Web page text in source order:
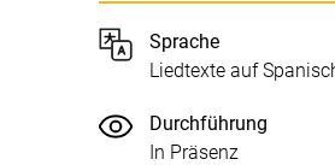
Sprache
Liedtexte auf
Durchführung
In Präsenz